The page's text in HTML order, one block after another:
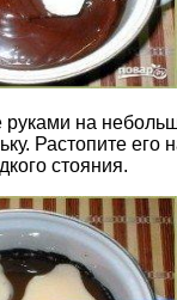
на
Растопите его
стояния.